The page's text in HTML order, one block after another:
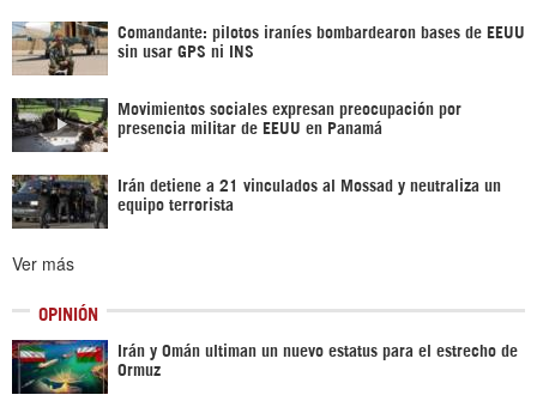
Comandante: pilotos iraníes bombardearon bases de EEUU
sin usar GPS ni INS
Movimientos sociales expresan preocupación por
presencia militar de EEUU en Panamá
Irán detiene a 21 vinculados al Mossad y neutraliza un
equipo terrorista
Ver más
OPINIÓN
Irán y Omán ultiman un nuevo estatus para el estrecho de
Ormuz